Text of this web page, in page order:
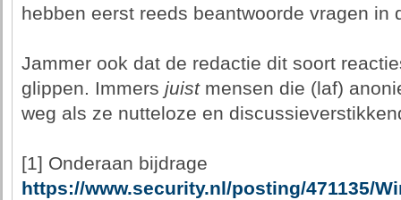
hebben eerst reeds beantwoorde vragen in
Jammer ook dat de redactie dit soort
glippen. Immers juistmensen die (laf)
weg als ze nutteloze en
[1] Onderaan bijdrage
https://www.security.nl/posting/471135/